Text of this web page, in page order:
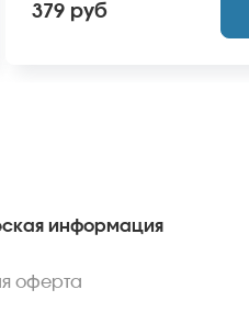
отличаться от фото на сайте.
379 руб
информация
оферта